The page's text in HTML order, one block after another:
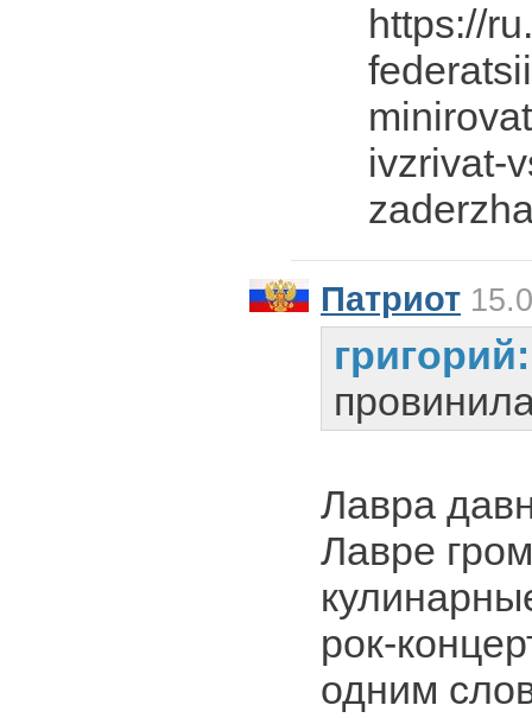
https://
ivzrivat-
Патриот
Лавра
Лавре
рок-
одним